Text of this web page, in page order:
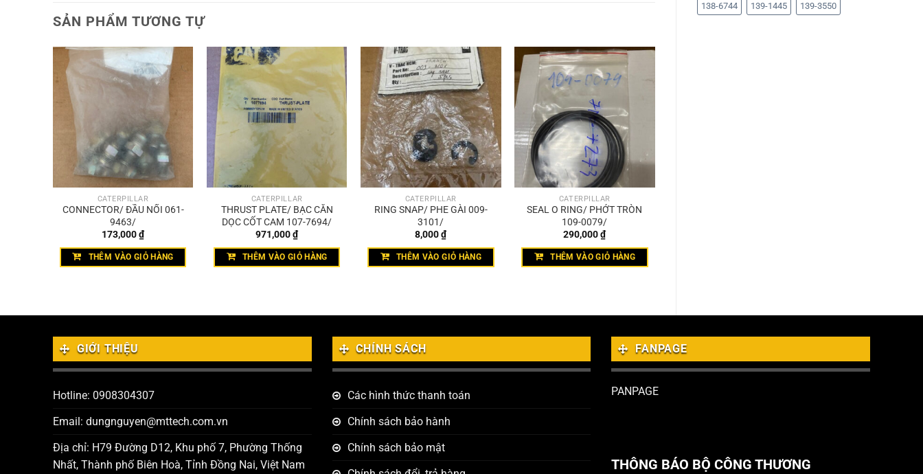
138-6744 139-1445 139-3550
SẢN PHẨM TƯƠNG TỰ
CATERPILLAR
CONNECTOR/ ĐẦU NỐI 061-
9463/
173,000₫
THÊM VÀO GIỎ HÀNG
CATERPILLAR
THRUST PLATE/ BẠC CĂN
DỌC CỐT CAM 107-7694/
971,000₫
THÊM VÀO GIỎ HÀNG
CATERPILLAR
RING SNAP/ PHE GÀI 009-
3101/
8,000₫
THÊM VÀO GIỎ HÀNG
CATERPILLAR
SEAL O RING/ PHỚT TRÒN
109-0079/
290,000₫
THÊM VÀO GIỎ HÀNG
GIỚI THIỆU
Hotline: 0908304307
Email: dungnguyen@mttech.com.vn
Địa chỉ: H79 Đường D12, Khu phố 7, Phường Thống
Nhất, Thành phố Biên Hoà, Tỉnh Đồng Nai, Việt Nam
CHÍNH SÁCH
Các hình thức thanh toán
Chính sách bảo hành
Chính sách bảo mật
FANPAGE
PANPAGE
THÔNG BÁO BỘ CÔNG THƯƠNG